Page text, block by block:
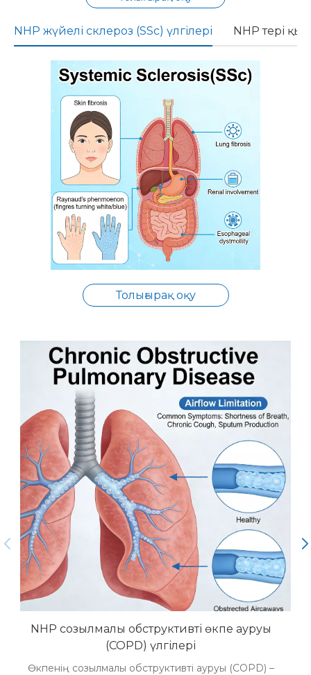
NHP жүйелі склероз (SSc) үлгілері NHP тері
Толығырақ оқу
NHP созылмалы обструктивті өкпе ауруы
(COPD) үлгілері
Өкпенің созылмалы обструктивті ауруы (COPD) –